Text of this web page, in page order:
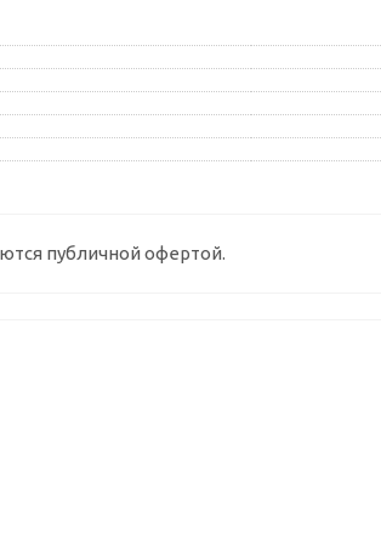
публичной офертой.